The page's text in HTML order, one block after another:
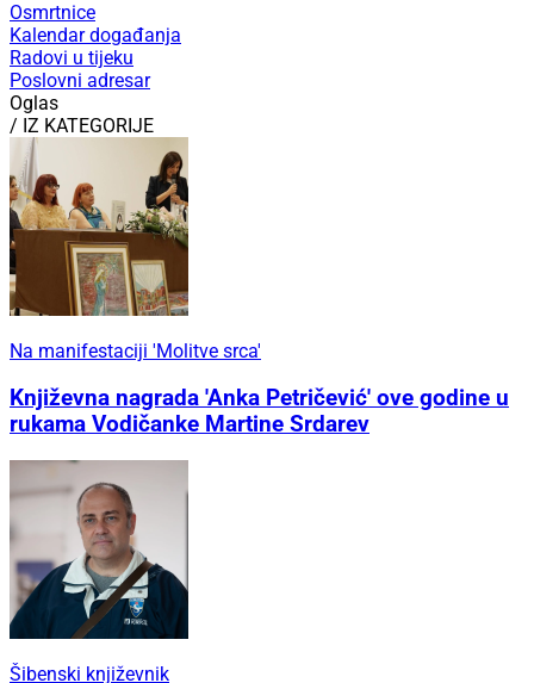
Osmrtnice
Kalendar događanja
Radovi u tijeku
Poslovni adresar
Oglas
/ IZ KATEGORIJE
Na manifestaciji 'Molitve srca'
Književna nagrada 'Anka Petričević' ove godine u
rukama Vodičanke Martine Srdarev
Šibenski književnik